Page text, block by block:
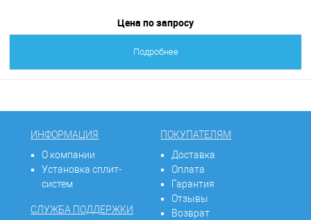
Цена по запросу
Подробнее
ИНФОРМАЦИЯ
О компании
Установка сплит-
систем
СЛУЖБА ПОДДЕРЖКИ
ПОКУПАТЕЛЯМ
Доставка
Оплата
Гарантия
Отзывы
Возврат